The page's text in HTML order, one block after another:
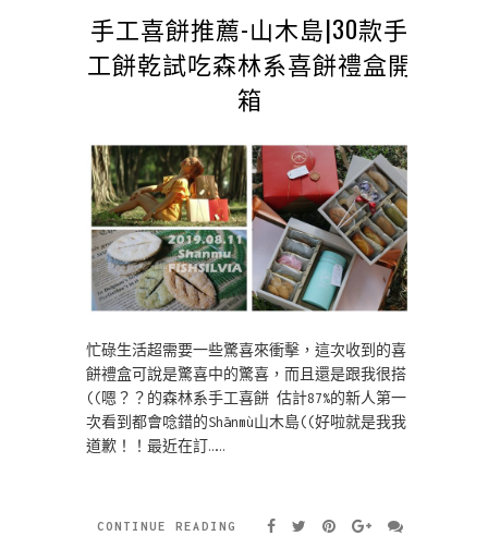
手工喜餅推薦-山木島|30款手
工餅乾試吃森林系喜餅禮盒開
箱
忙碌生活超需要一些驚喜來衝擊，這次收到的喜
餅禮盒可說是驚喜中的驚喜，而且還是跟我很搭
((嗯？？的森林系手工喜餅 估計87%的新人第一
次看到都會唸錯的Shānmù山木島((好啦就是我我
道歉！！最近在訂……
CONTINUE READING